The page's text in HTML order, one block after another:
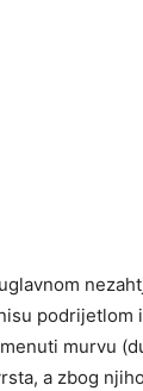
podrijetlom
murvu
a zbog